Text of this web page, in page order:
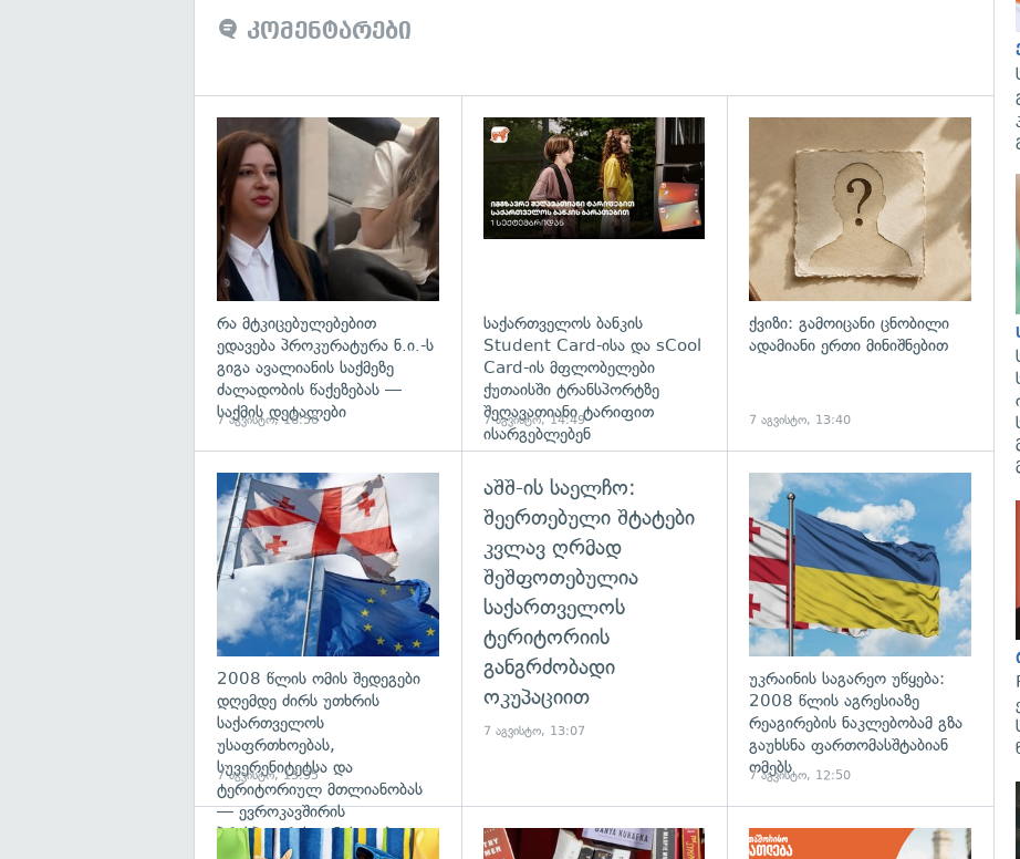
კომენტარები
გადახედვა
რა მტკიცებულებებით
ედავება პროკურატურა ნ.ი.-ს
გიგა ავალიანის საქმეზე
ძალადობის წაქეზებას —
საქმის დეტალები
7 აგვისტო, 16:50
საქართველოს ბანკის
Student Card-ისა და sCool
Card-ის მფლობელები
ქუთაისში ტრანსპორტზე
შეღავათიანი ტარიფით
ისარგებლებენ
7 აგვისტო, 14:49
ქვიზი: გამოიცანი ცნობილი
ადამიანი ერთი მინიშნებით
7 აგვისტო, 13:40
გადახედვა
2008 წლის ომის შედეგები
დღემდე ძირს უთხრის
საქართველოს
უსაფრთხოებას,
სუვერენიტეტსა და
ტერიტორიულ მთლიანობას
— ევროკავშირის
პრესპიკერის განცხადება
7 აგვისტო, 13:35
აშშ-ის საელჩო:
შეერთებული შტატები
კვლავ ღრმად
შეშფოთებულია
საქართველოს
ტერიტორიის
განგრძობადი
ოკუპაციით
7 აგვისტო, 13:07
უკრაინის საგარეო უწყება:
2008 წლის აგრესიაზე
რეაგირების ნაკლებობამ გზა
გაუხსნა ფართომასშტაბიან
ომებს
7 აგვისტო, 12:50
გადახედვა გადახედვა